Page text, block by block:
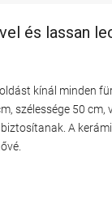
és lassan
kínál minden
szélessége 50
A